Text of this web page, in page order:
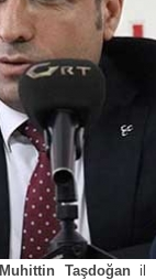
Muhittin Taşdoğanil